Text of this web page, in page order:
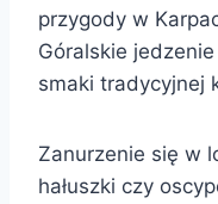
przygody w
Góralskie
smaki tradycyjnej
Zanurzenie się w
hałuszki czy